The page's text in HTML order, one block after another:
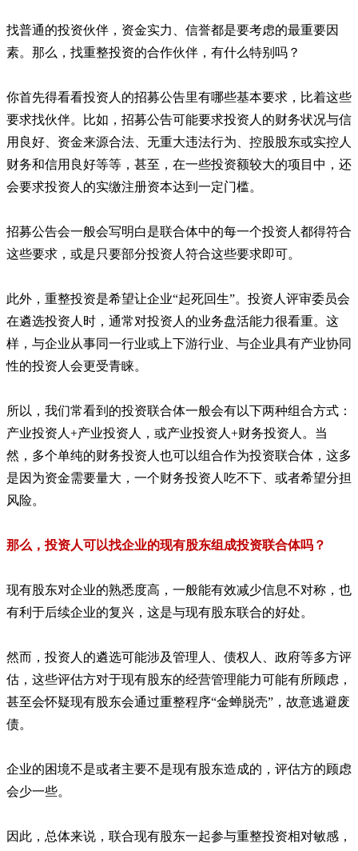
找普通的投资伙伴，资金实力、信誉都是要考虑的最重要因
素。那么，找重整投资的合作伙伴，有什么特别吗？
你首先得看看投资人的招募公告里有哪些基本要求，比着这些
要求找伙伴。比如，招募公告可能要求投资人的财务状况与信
用良好、资金来源合法、无重大违法行为、控股股东或实控人
财务和信用良好等等，甚至，在一些投资额较大的项目中，还
会要求投资人的实缴注册资本达到一定门槛。
招募公告会一般会写明白是联合体中的每一个投资人都得符合
这些要求，或是只要部分投资人符合这些要求即可。
此外，重整投资是希望让企业“起死回生”。投资人评审委员会
在遴选投资人时，通常对投资人的业务盘活能力很看重。这
样，与企业从事同一行业或上下游行业、与企业具有产业协同
性的投资人会更受青睐。
所以，我们常看到的投资联合体一般会有以下两种组合方式：
产业投资人 +产业投资人，或产业投资人 +财务投资人。当
然，多个单纯的财务投资人也可以组合作为投资联合体，这多
是因为资金需要量大，一个财务投资人吃不下、或者希望分担
风险。
那么，投资人可以找企业的现有股东组成投资联合体吗？
现有股东对企业的熟悉度高，一般能有效减少信息不对称，也
有利于后续企业的复兴，这是与现有股东联合的好处。
然而，投资人的遴选可能涉及管理人、债权人、政府等多方评
估，这些评估方对于现有股东的经营管理能力可能有所顾虑，
甚至会怀疑现有股东会通过重整程序“金蝉脱壳” ，故意逃避废
债。
企业的困境不是或者主要不是现有股东造成的，评估方的顾虑
会少一些。
因此，总体来说，联合现有股东一起参与重整投资相对敏感，